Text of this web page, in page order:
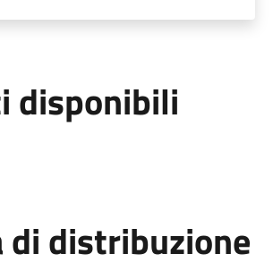
disponibili
di distribuzione